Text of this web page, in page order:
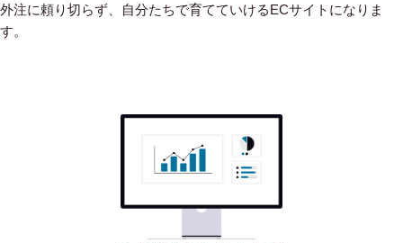
外注に頼り切らず、自分たちで育てていけるECサイトになりま
す。